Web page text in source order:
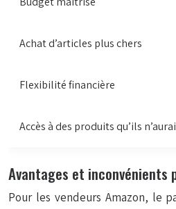
Achat d’articles plus chers
Flexibilité financière
Accès à des produits qu’ils
Avantages et inconvénients
Pour les vendeurs Amazon, le